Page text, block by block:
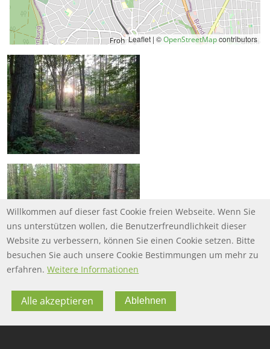
Leaflet | ©OpenStreetMapcontributors
FOOTER MENU
FAQ
FOOTER-DATENSCHUTZ
Datenschutz
FOOTER-IMPRESSUM
Impressum
Willkommen auf dieser fast Cookie freien Webseite. Wenn Sie
uns unterstützen wollen, die Benutzerfreundlichkeit dieser
Website zu verbessern, können Sie einen Cookie setzen. Bitte
besuchen Sie auch unsere Cookie Bestimmungen um mehr zu
erfahren. Weitere Informationen
Alle akzeptieren Ablehnen